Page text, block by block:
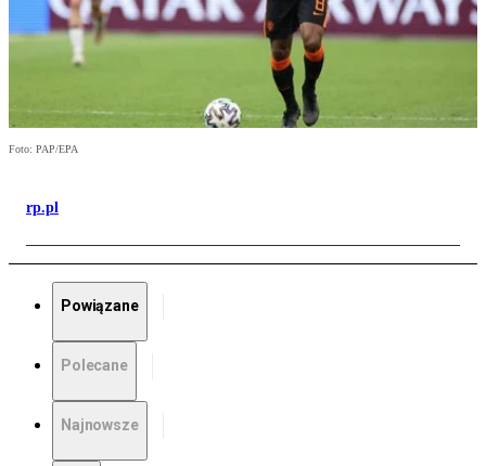
Foto: PAP/EPA
rp.pl
Powiązane
Polecane
Najnowsze